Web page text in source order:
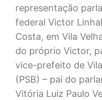
representação
federal Victor
Costa, em Vila
do próprio Victor,
vice-prefeito de
(PSB) – pai do
Vitória Luiz Paulo